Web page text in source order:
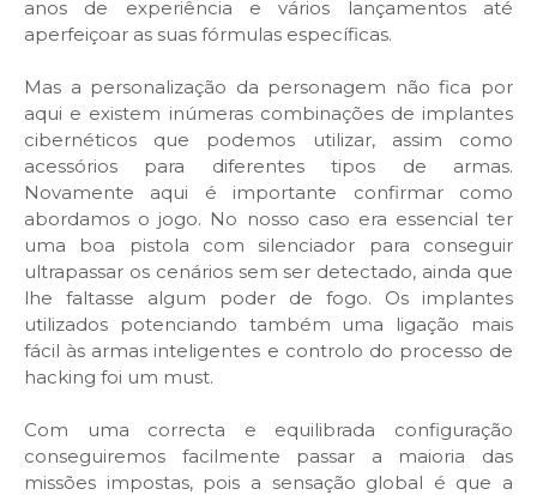
anos de experiência e vários lançamentos até
aperfeiçoar as suas fórmulas específicas.
Mas a personalização da personagem não fica por
aqui e existem inúmeras combinações de implantes
cibernéticos que podemos utilizar, assim como
acessórios para diferentes tipos de armas.
Novamente aqui é importante confirmar como
abordamos o jogo. No nosso caso era essencial ter
uma boa pistola com silenciador para conseguir
ultrapassar os cenários sem ser detectado, ainda que
lhe faltasse algum poder de fogo. Os implantes
utilizados potenciando também uma ligação mais
fácil às armas inteligentes e controlo do processo de
hacking foi um must.
Com uma correcta e equilibrada configuração
conseguiremos facilmente passar a maioria das
missões impostas, pois a sensação global é que a